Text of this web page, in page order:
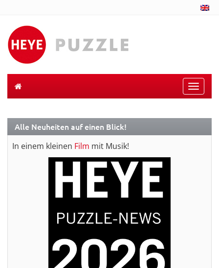
Toggle
Alle Neuheiten auf einen Blick!
In einem kleinen Film mit Musik!